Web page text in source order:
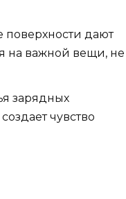
поверхности дают
на важной вещи, не
зарядных
чувство